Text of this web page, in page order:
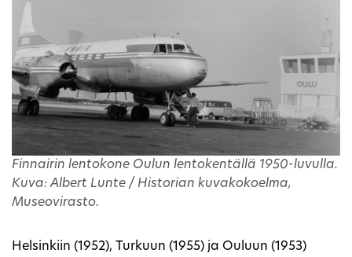
Finnairin lentokone Oulun lentokentällä 1950-luvulla.
Kuva: Albert Lunte / Historian kuvakokoelma,
Museovirasto.
Helsinkiin (1952), Turkuun (1955) ja Ouluun (1953)